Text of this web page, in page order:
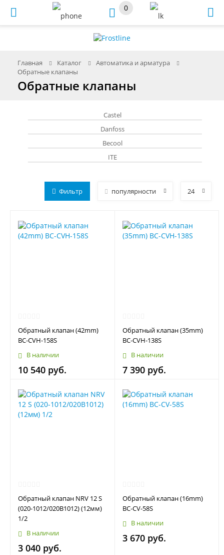
0
Главная Каталог
Автоматика и арматура
Обратные клапаны
Обратные клапаны
Castel
Danfoss
Becool
ITE
24
популярности
Фильтр
Обратный клапан (42mm)
BC-CVH-158S
В наличии
10 540 руб.
Обратный клапан (35mm)
BC-CVH-138S
В наличии
7 390 руб.
Обратный клапан NRV 12 S
(020-1012/020B1012) (12мм)
1/2
В наличии
3 040 руб.
Обратный клапан (16mm)
BC-CV-58S
В наличии
3 670 руб.